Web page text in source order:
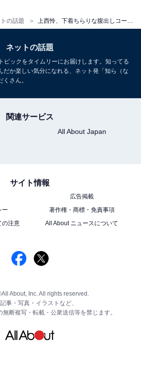
の話題
ネットの話題
ピックをタイムリーにお届けします。知ってる
だか楽しい気分になれる、ネット発「知ら（な
さん。
関連サービス
All About Japan
サイト情報
広告掲載
ー
著作権・商標・免責事項
の注意
All About ニュースについて
About, Inc. All rights reserved.
事・写真・イラストなど、
断複写・転載・公衆送信等を禁じます。